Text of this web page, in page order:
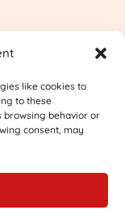
like cookies to
to these
browsing behavior or
consent, may